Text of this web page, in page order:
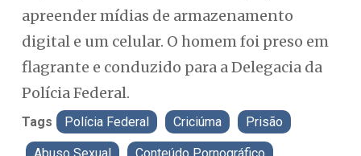
apreender mídias de armazenamento
digital e um celular. O homem foi preso em
flagrante e conduzido para a Delegacia da
Polícia Federal.
Tags Polícia Federal Criciúma Prisão